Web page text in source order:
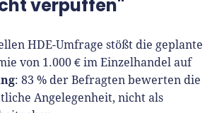
verpuffen"
HDE-Umfrage stößt die geplante
von 1.000 € im Einzelhandel auf
: 83 % der Befragten bewerten die
Angelegenheit, nicht als